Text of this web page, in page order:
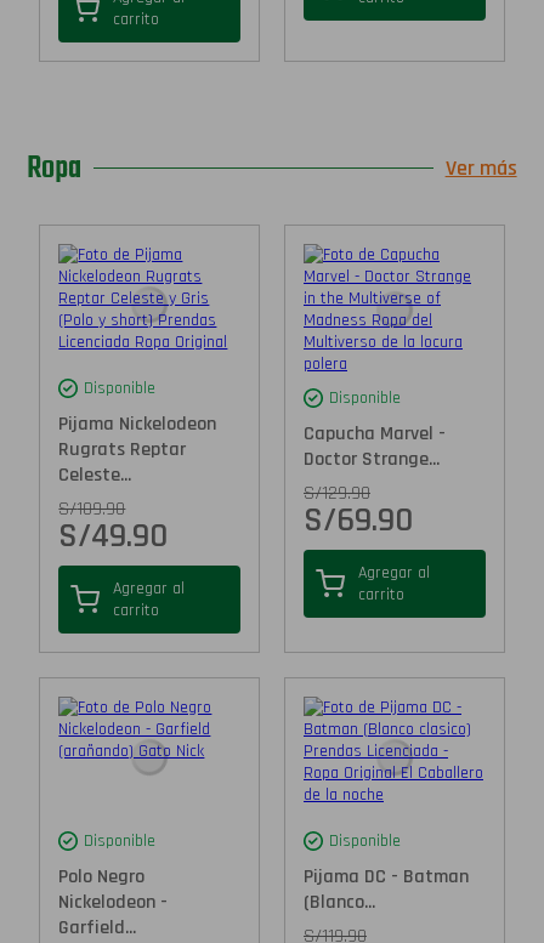
carrito
Ropa Ver más
Disponible
Pijama Nickelodeon
Rugrats Reptar
Celeste...
S/109.90
S/49.90
Agregar al
carrito
Disponible
Capucha Marvel -
Doctor Strange...
S/129.90
S/69.90
Agregar al
carrito
Disponible
Polo Negro
Nickelodeon -
Garfield...
Disponible
Pijama DC - Batman
(Blanco...
S/119.90